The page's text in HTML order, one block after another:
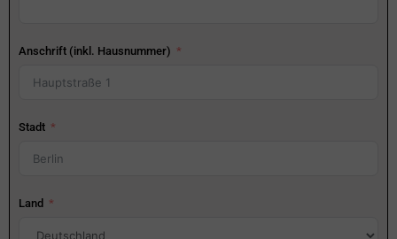
Anschrift (inkl. Hausnummer)
Stadt
Land